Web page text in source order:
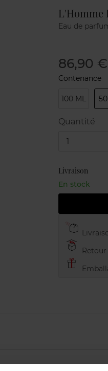
L'Homme
Eau de
86,90 €
Contenance
100 ML
Quantité
1
Livraison
En stock